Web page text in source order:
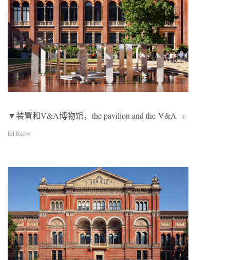
▼装置和V&A博物馆，the pavilion and the V&A ©
Ed Reeve